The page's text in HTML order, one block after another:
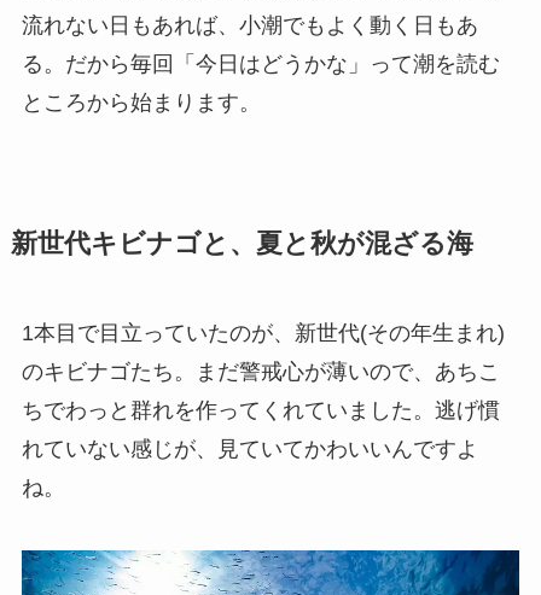
流れない日もあれば、小潮でもよく動く日もあ
る。だから毎回「今日はどうかな」って潮を読む
ところから始まります。
新世代キビナゴと、夏と秋が混ざる海
1本目で目立っていたのが、新世代(その年生まれ)
のキビナゴたち。まだ警戒心が薄いので、あちこ
ちでわっと群れを作ってくれていました。逃げ慣
れていない感じが、見ていてかわいいんですよ
ね。